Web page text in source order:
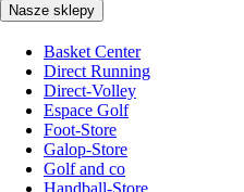
Nasze sklepy
Basket Center
Direct Running
Direct-Volley
Espace Golf
Foot-Store
Galop-Store
Golf and co
Handball-Store